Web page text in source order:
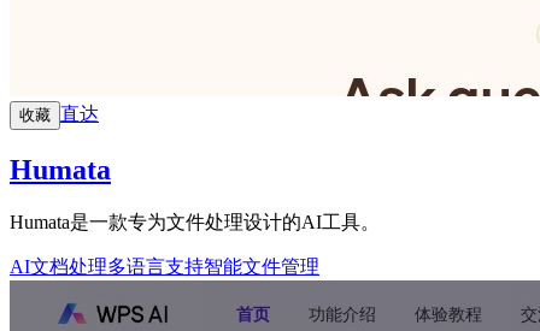
收藏 直达
Humata
Humata是一款专为文件处理设计的AI工具。
AI文档处理多语言支持智能文件管理